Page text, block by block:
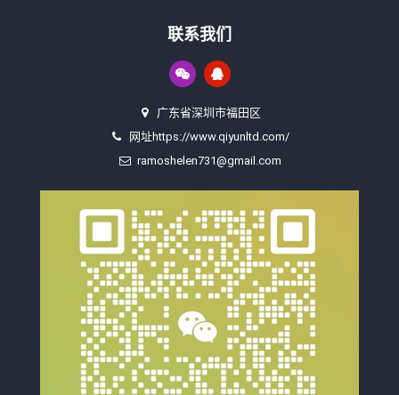
联系我们
广东省深圳市福田区
网址https://www.qiyunltd.com/
ramoshelen731@gmail.com